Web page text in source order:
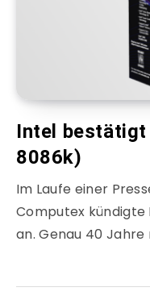
Intel bestätigt
8086k)
Im Laufe einer
Computex kündigte
an. Genau 40 Jahre